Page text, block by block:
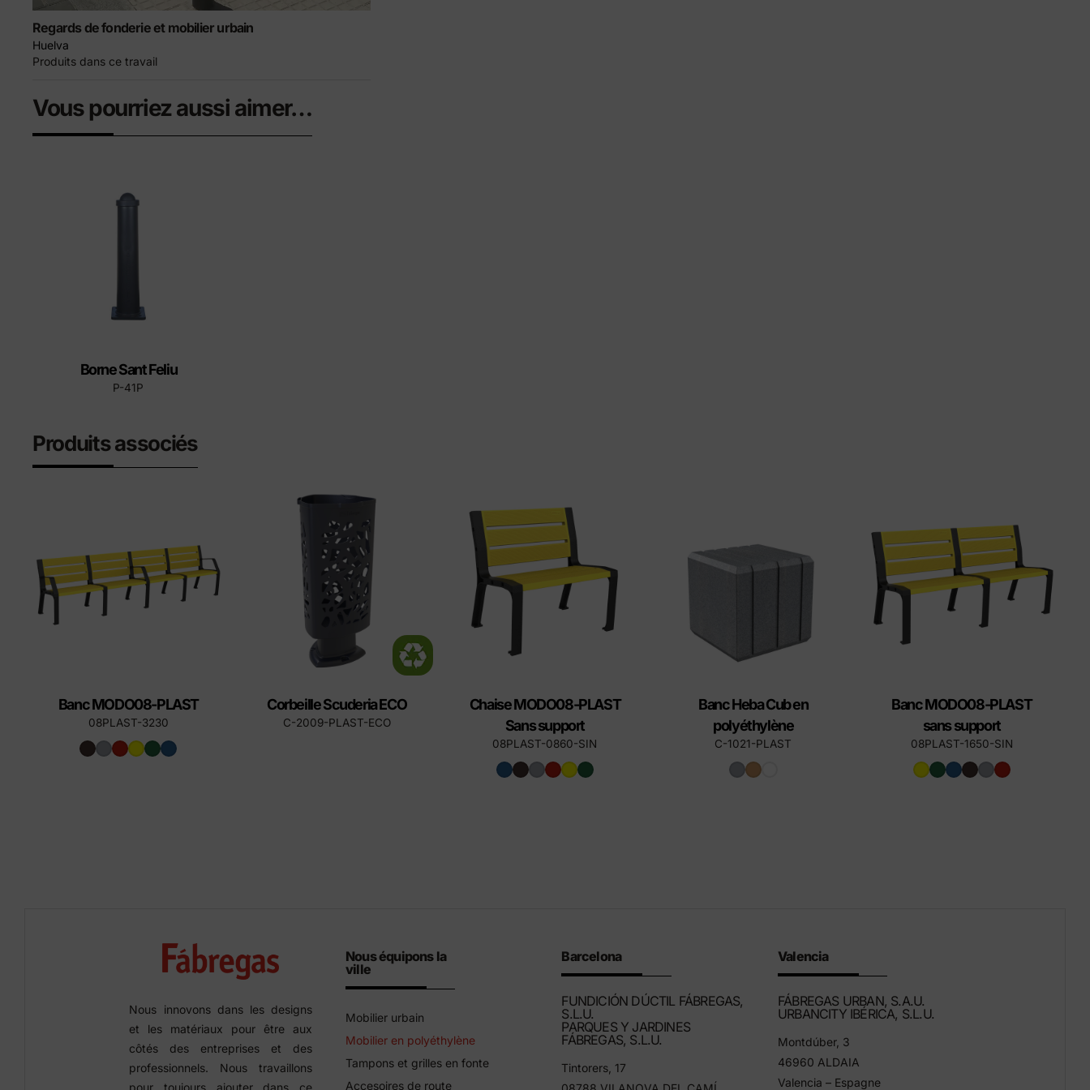
Regards de fonderie et mobilier urbain
Huelva
Produits dans ce travail
Vous pourriez aussi aimer…
Borne Sant Feliu
P-41P
Produits associés
Banc MODO08-PLAST
08PLAST-3230
Corbeille Scuderia ECO
C-2009-PLAST-ECO
Chaise MODO08-PLAST
Sans support
08PLAST-0860-SIN
Banc Heba Cub en
polyéthylène
C-1021-PLAST
Banc MODO08-PLAST
sans support
08PLAST-1650-SIN
Nous innovons dans les designs
et les matériaux pour être aux
côtés des entreprises et des
professionnels. Nous travaillons
pour toujours ajouter dans ce
Nous équipons la
ville
Mobilier urbain
Mobilier en polyéthylène
Tampons et grilles en fonte
Accesoires de route
Barcelona
FUNDICIÓN DÚCTIL FÁBREGAS,
S.L.U.
PARQUES Y JARDINES
FÁBREGAS, S.L.U.
Tintorers, 17
Valencia
FÁBREGAS URBAN, S.A.U.
URBANCITY IBÉRICA, S.L.U.
Montdúber, 3
46960 ALDAIA
Valencia – Espagne